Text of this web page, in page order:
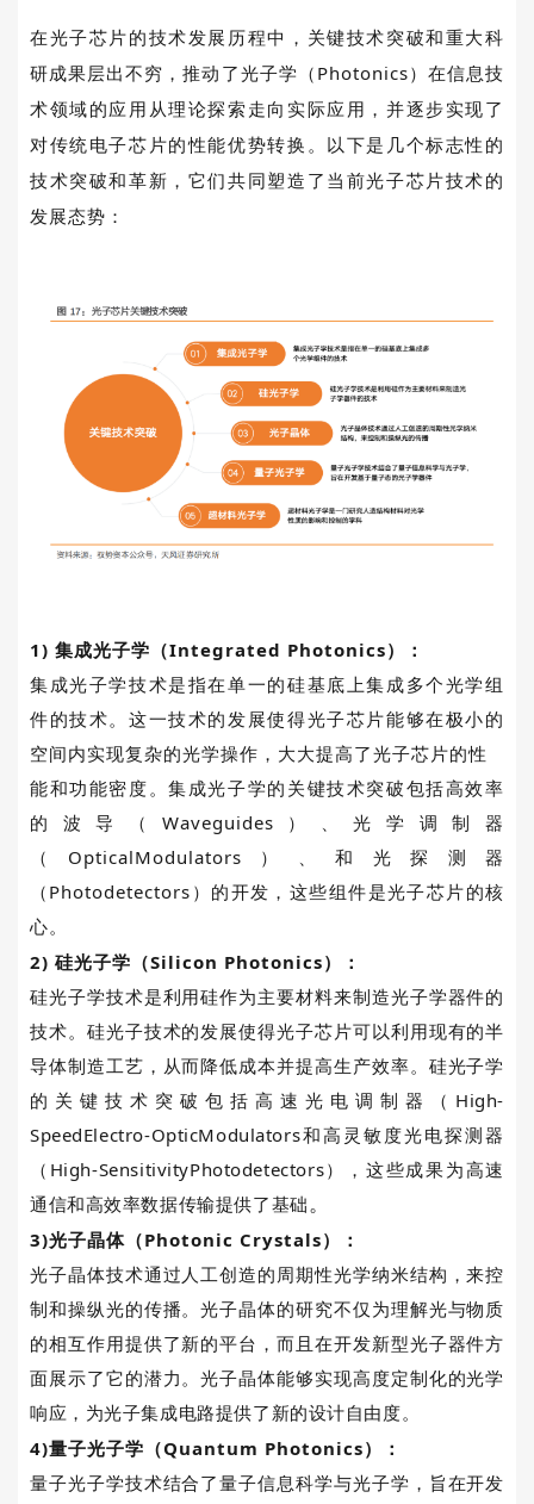
在光子芯片的技术发展历程中，关键技术突破和重大科
研成果层出不穷，推动了光子学（ Photonics）在信息技
术领域的应用从理论探索走向实际应用，并逐步实现了
对传统电子芯片的性能优势转换。以下是几个标志性的
技术突破和革新，它们共同塑造了当前光子芯片技术的
发展态势：
1) 集成光子学（Integrated Photonics）：
集成光子学技术是指在单一的硅基底上集成多个光学组
件的技术。这一技术的发展使得光子芯片能够在极小的
空间内实现复杂的光学操作，大大提高了光子芯片的性
能和功能密度。集成光子学的关键技术突破包括高效率
的波导（Waveguides）、光学调制器
（OpticalModulators）、和光探测器
（Photodetectors）的开发，这些组件是光子芯片的核
心。
2) 硅光子学（Silicon Photonics）：
硅光子学技术是利用硅作为主要材料来制造光子学器件的
技术。硅光子技术的发展使得光子芯片可以利用现有的半
导体制造工艺，从而降低成本并提高生产效率。硅光子学
的关键技术突破包括高速光电调制器（High-
SpeedElectro-OpticModulators和高灵敏度光电探测器
（High-SensitivityPhotodetectors），这些成果为高速
通信和高效率数据传输提供了基础。
3)光子晶体（Photonic Crystals）：
光子晶体技术通过人工创造的周期性光学纳米结构，来控
制和操纵光的传播。光子晶体的研究不仅为理解光与物质
的相互作用提供了新的平台，而且在开发新型光子器件方
面展示了它的潜力。光子晶体能够实现高度定制化的光学
响应，为光子集成电路提供了新的设计自由度。
4)量子光子学（Quantum Photonics）：
量子光子学技术结合了量子信息科学与光子学，旨在开发